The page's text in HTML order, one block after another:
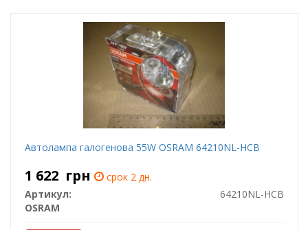
Автолампа галогенова 55W OSRAM 64210NL-HCB
1 622 грн
срок 2 дн.
Артикул:
64210NL-HCB
OSRAM